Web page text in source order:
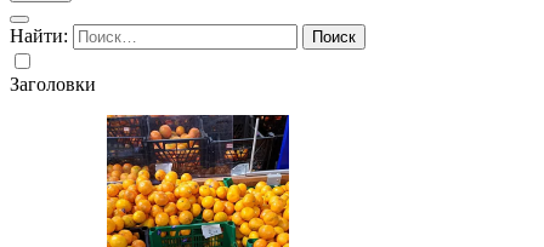
Найти:
Заголовки